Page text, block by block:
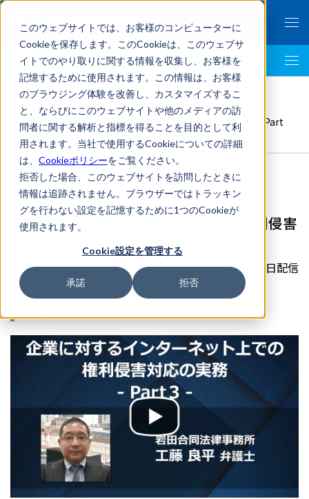
このウェブサイトでは、お客様のコンピューターに
Cookieを保存します。このCookieは、このウェブサ
イトでのやり取りに関する情報を収集し、お客様を
記憶するために使用されます。この情報は、お客様
のブラウジング体験を改善し、カスタマイズするこ
と、ならびにこのウェブサイトや他のメディアの訪
問者に関する解析と指標を得ることを目的として利
用されます。当社で使用するCookieについての詳細
は、 Cookieポリシーをご覧ください。
拒否した場合、このウェブサイトを訪問したときに
情報は追跡されません。ブラウザーではトラッキン
グを行わない設定を記憶するために1つのCookieが
使用されます。
Cookie設定を管理する
承諾 拒否
LegalTech AI Top
FRONTEO Legal Link Portal >
国内法務,危機管理, 岩田合同法律事務所>
企業に対するインターネット上での権利侵害対応の実務 Part
企業に対するインターネット上での権利侵害
対応の実務 Part 3
2023年04月26日配信